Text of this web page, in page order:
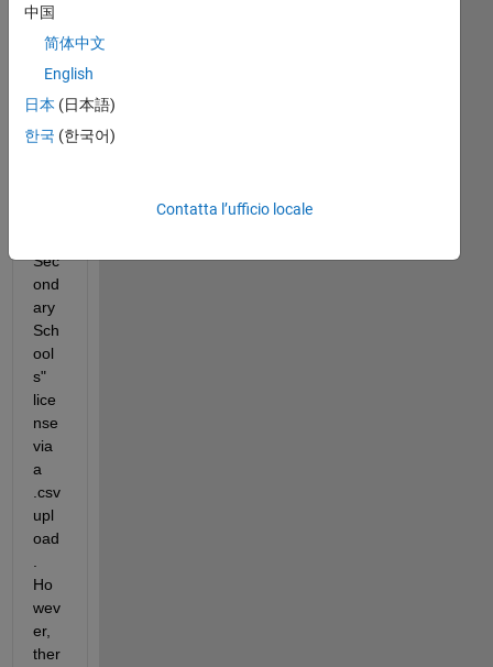
bat
add
use
rs
our
Sec
ond
ary
Sch
ool
s"
lice
nse
via
a
.csv
upl
oad
Ho
wev
er,
ther
中国
简体中文
English
日本 (日本語)
한국 (한국어)
Contatta l’ufficio locale